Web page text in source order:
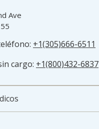
Ave
+1(305)666-6511
cargo: +1(800)432-6837